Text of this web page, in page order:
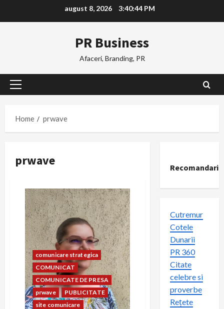
august 8, 2026 3:40:44 PM
PR Business
Afaceri, Branding, PR
Primary
Home
prwave
prwave
comunicare strategica
COMUNICAT
COMUNICATE DE PRESA
prwave
PUBLICITATE
site comunicare
Recomandari
Cutremur
Cotele
Dunarii
PR 360
Citate
celebre si
proverbe
Rețete